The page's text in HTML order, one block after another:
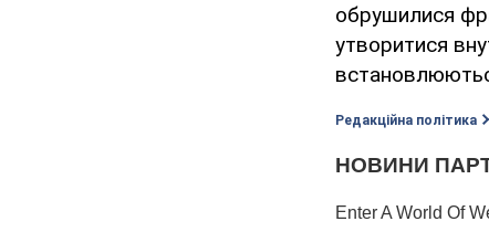
обрушилися
утворитися
Редакційна політика